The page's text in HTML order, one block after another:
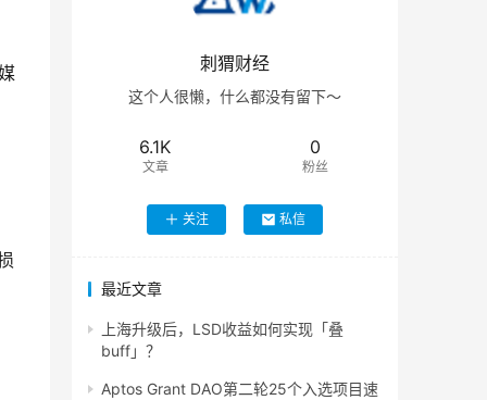
刺猬财经
这个人很懒，什么都没有留下～
6.1K
文章
0
粉丝
关注 私信
最近文章
上海升级后，LSD收益如何实现「叠
buff」？
Aptos Grant DAO第二轮25个入选项目速